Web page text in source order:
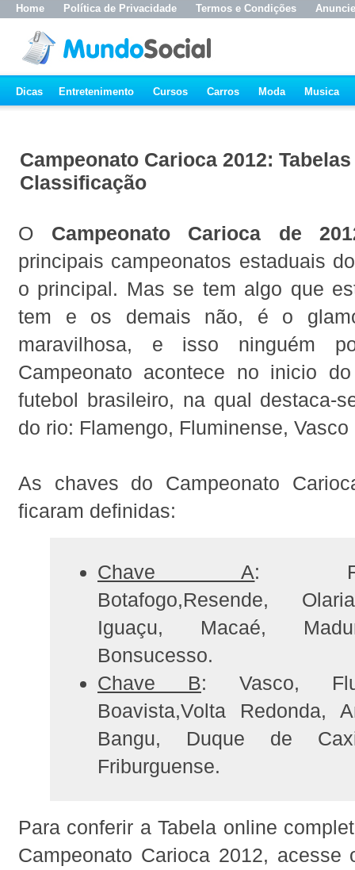
Home Política de Privacidade Termos e Condições Anuncie
Dicas Entretenimento Cursos Carros Moda Musica
Campeonato Carioca 2012:
Classificação
O Campeonato Carioca de
principais campeonatos estaduais
o principal. Mas se tem algo que
tem e os demais não, é o
maravilhosa, e isso ninguém
Campeonato acontece no inicio
futebol brasileiro, na qual destaca-
do rio: Flamengo, Fluminense,
As chaves do Campeonato
ficaram definidas:
Chave A:
Botafogo,Resende,
Iguaçu, Macaé,
Bonsucesso.
Chave B: Vasco,
Boavista,Volta Redonda,
Bangu, Duque de
Friburguense.
Para conferir a Tabela online
Campeonato Carioca 2012,